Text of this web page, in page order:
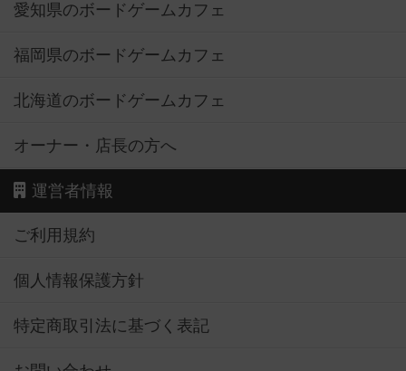
愛知県のボードゲームカフェ
福岡県のボードゲームカフェ
北海道のボードゲームカフェ
オーナー・店長の方へ
運営者情報
ご利用規約
個人情報保護方針
特定商取引法に基づく表記